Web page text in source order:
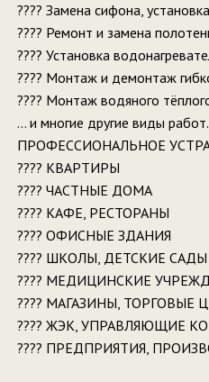
???? Замена сифона,
???? Ремонт и замена
???? Установка
???? Монтаж и демонтаж
???? Монтаж водяного
… и многие другие виды работ.
ПРОФЕССИОНАЛЬНОЕ
???? КВАРТИРЫ
???? ЧАСТНЫЕ ДОМА
???? КАФЕ, РЕСТОРАНЫ
???? ОФИСНЫЕ ЗДАНИЯ
???? ШКОЛЫ, ДЕТСКИЕ САДЫ
???? МЕДИЦИНСКИЕ
???? МАГАЗИНЫ, ТОРГОВЫЕ
????️ ЖЭК, УПРАВЛЯЮЩИЕ
???? ПРЕДПРИЯТИЯ,